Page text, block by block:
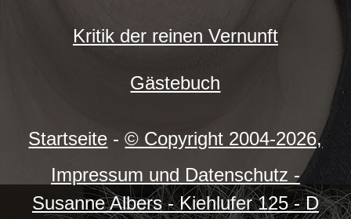
Kritik der reinen Vernunft
Gästebuch
Startseite -© Copyright 2004-2026,
Impressum und Datenschutz -
Susanne Albers - Kiehlufer 125 - D